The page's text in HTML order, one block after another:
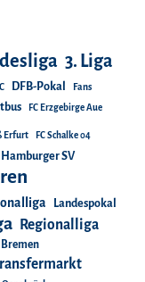
3. Liga
DFB-Pokal Fans
FC Erzgebirge Aue
Erfurt FC Schalke 04
Hamburger SV
Landespokal
Regionalliga